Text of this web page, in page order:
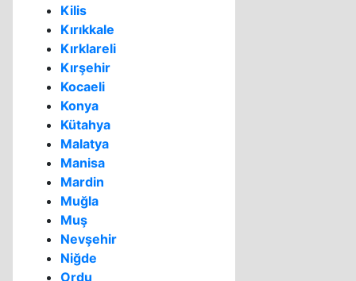
Kilis
Kırıkkale
Kırklareli
Kırşehir
Kocaeli
Konya
Kütahya
Malatya
Manisa
Mardin
Muğla
Muş
Nevşehir
Niğde
Ordu